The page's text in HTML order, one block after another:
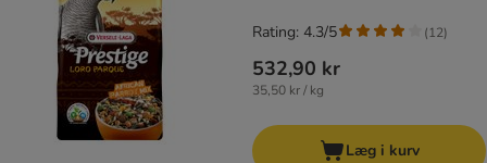
532,90 kr
35,50 kr / kg
Rating: 4.3/5 (12)
Læg i kurv